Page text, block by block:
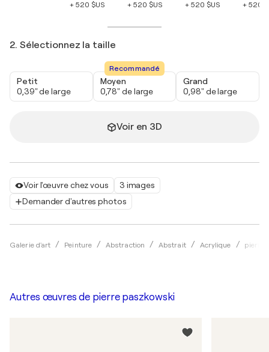
Voir l'œuvre chez vous
3 images
Demander d'autres photos
Galerie d'art Peinture Abstraction Abstrait Acrylique pierre
+ 520 $US
+ 520 $US
+ 520 $US
+ 520
2. Sélectionnez la taille
Petit
0,39" de large
Recommandé
Moyen
0,78" de large
Grand
0,98" de large
Voir en 3D
Autres œuvres de pierre paszkowski